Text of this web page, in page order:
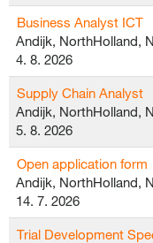
Business Analyst ICT
Andijk, NorthHolland,
4. 8. 2026
Supply Chain Analyst
Andijk, NorthHolland,
5. 8. 2026
Open application form
Andijk, NorthHolland,
14. 7. 2026
Trial Development